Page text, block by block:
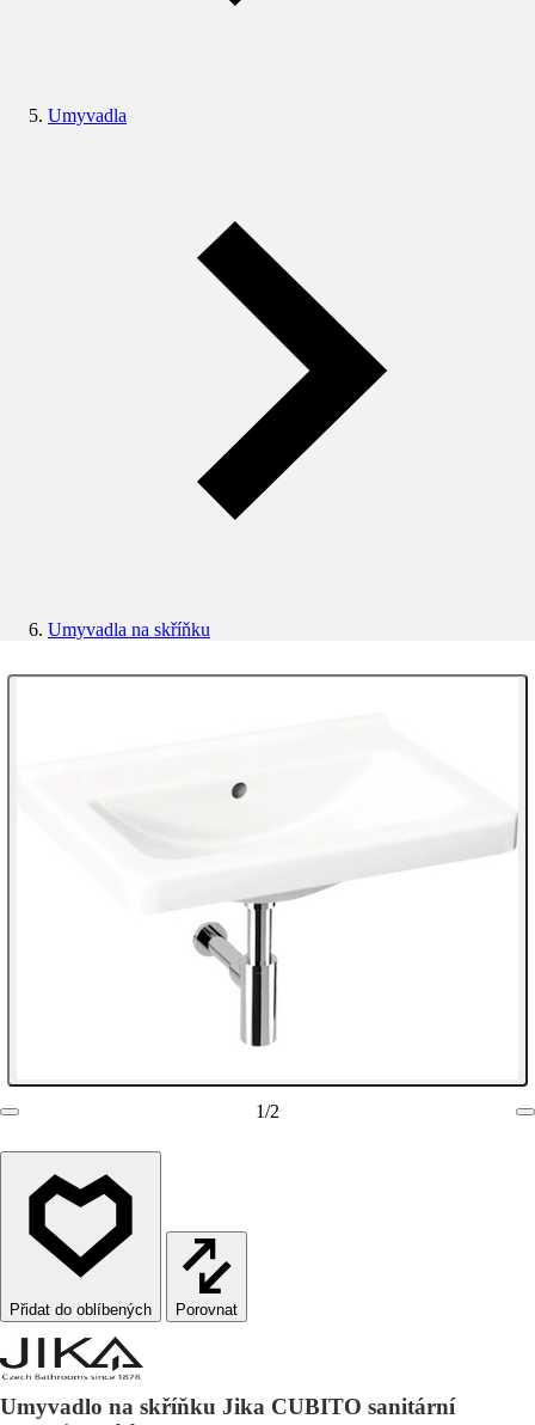
Umyvadla
Umyvadla na skříňku
1/2
Porovnat
Umyvadlo na skříňku Jika CUBITO sanitární